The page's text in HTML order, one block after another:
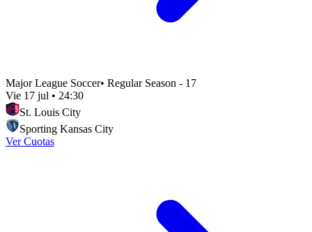
Major League Soccer• Regular Season - 17
Vie 17 jul • 24:30
St. Louis City
Sporting Kansas City
Ver Cuotas